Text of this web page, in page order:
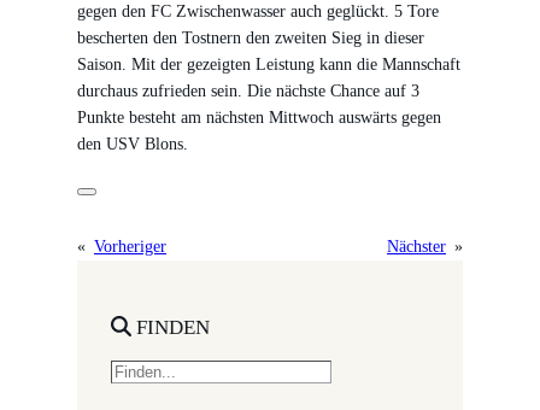
gegen den FC Zwischenwasser auch geglückt. 5 Tore
bescherten den Tostnern den zweiten Sieg in dieser
Saison. Mit der gezeigten Leistung kann die Mannschaft
durchaus zufrieden sein. Die nächste Chance auf 3
Punkte besteht am nächsten Mittwoch auswärts gegen
den USV Blons.
« Vorheriger Nächster »
FINDEN
S